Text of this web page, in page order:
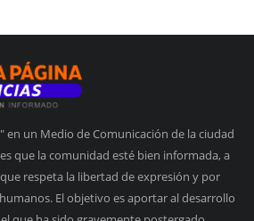
en un Medio de Comunicación de la ciudad
que la comunidad esté bien informada, a
respeta la libertad de expresión y por
El objetivo es aportar al desarrollo